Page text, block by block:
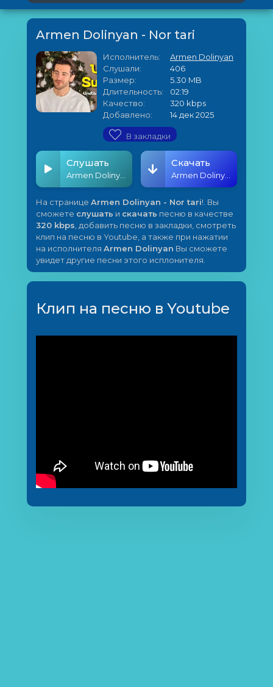
Armen Dolinyan - Nor tari
Исполнитель:
Armen Dolinyan
Слушали:
406
Размер:
5.30 MB
Длительность:
02:19
Качество:
320 kbps
Добавлено:
14 дек 2025
В закладки
Слушать Скачать
Armen Dolinyan - Nor tari
На странице Armen Dolinyan - Nor tari!. Вы
сможете слушать и скачать песню в качестве
320 kbps , добавить песню в закладки, смотреть
клип на песню в Youtube, а также при нажатии
на исполнителя Armen Dolinyan Вы сможете
увидет другие песни этого исплонителя.
Клип на песню в Youtube